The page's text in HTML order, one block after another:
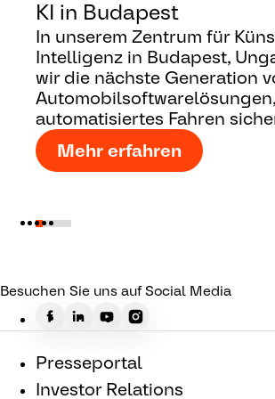
KI in Budapest
In unserem Zentrum für
Intelligenz in Budapest,
wir die nächste Generation
automatisiertes Fahren
Mehr erfahren
Besuchen Sie uns auf Social Media
Presseportal
Investor Relations